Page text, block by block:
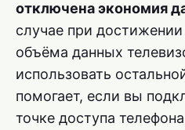
отключена экономия
случае при
объёма данных
использовать
помогает, если вы
точке доступа